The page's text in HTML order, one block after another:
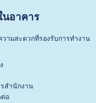
นอาคาร
วามสะดวกที่รองรับการทำงาน
สำนักงาน
อ